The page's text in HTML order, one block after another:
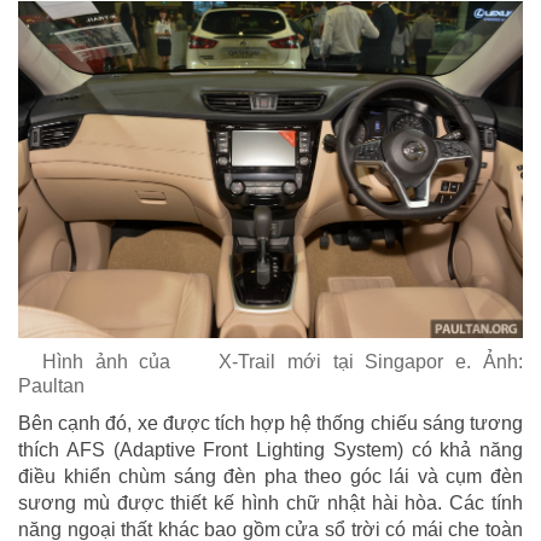
Hình ảnh của X-Trail mới tại Singapor
e. Ảnh:
Paultan
Bên cạnh đó, xe được tích hợp hệ thống chiếu sáng tương
thích AFS (Adaptive Front Lighting System) có khả năng
điều khiển chùm sáng đèn pha theo góc lái và cụm đèn
sương mù được thiết kế hình chữ nhật hài hòa. Các tính
năng ngoại thất khác bao gồm cửa sổ trời có mái che toàn